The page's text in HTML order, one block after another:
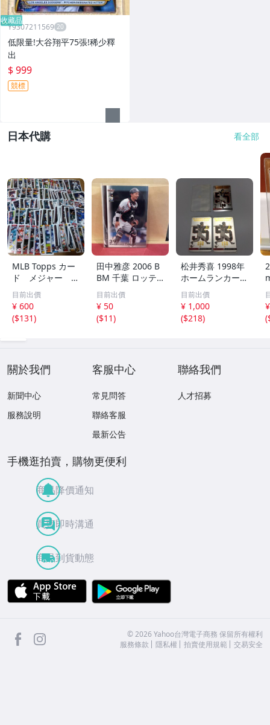
收藏品
Y9307211569
低限量!大谷翔平75張!稀少釋
出
$ 999
競標
日本代購 看全部
MLB Topps カー
ド メジャー 1
00枚 2
目前出價
¥ 600
($131)
田中雅彦 2006 B
BM 千葉 ロッテ
マリーンズ トレ
カ プロ野球 カー
ド M37 スポーツ
アスリート トレ
目前出價
¥ 50
($11)
松井秀喜 1998年
ホームランカード
150号 記念カード
3枚セット 読売ジ
ャイアンツ 日本
テレビ 劇空間プ
目前出價
¥ 1,000
($218)
(
關於我們
新聞中心
服務說明
客服中心
常見問答
聯絡客服
最新公告
聯絡我們
人才招募
手機逛拍賣，購物更便利
商品降價通知
買賣即時溝通
商品到貨動態
APP Store
facebook ©2026 Yahoo台灣電子商務 保留所有權利
服務條款
隱私權 拍賣使用規範 交易安全